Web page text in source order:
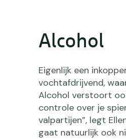
Alcohol
Eigenlijk een
vochtafdrijvend,
Alcohol verstoort
controle over je
valpartijen”, legt
gaat natuurlijk ook